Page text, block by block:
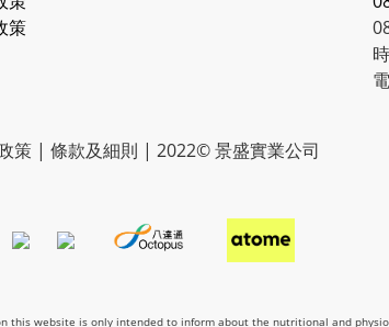
策
策 | 條款及細則 | 2022© 景盛實業公司
website is only intended to inform about the nutritional and